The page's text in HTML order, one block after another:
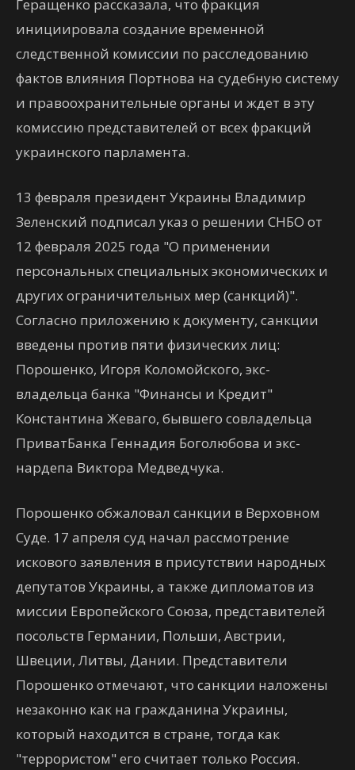
Геращенко рассказала, что фракция
инициировала создание временной
следственной комиссии по расследованию
фактов влияния Портнова на судебную систему
и правоохранительные органы и ждет в эту
комиссию представителей от всех фракций
украинского парламента.
13 февраля президент Украины Владимир
Зеленский подписал указ о решении СНБО от
12 февраля 2025 года "О применении
персональных специальных экономических и
других ограничительных мер (санкций)".
Согласно приложению к документу, санкции
введены против пяти физических лиц:
Порошенко, Игоря Коломойского, экс-
владельца банка "Финансы и Кредит"
Константина Жеваго, бывшего совладельца
ПриватБанка Геннадия Боголюбова и экс-
нардепа Виктора Медведчука.
Порошенко обжаловал санкции в Верховном
Суде. 17 апреля суд начал рассмотрение
искового заявления в присутствии народных
депутатов Украины, а также дипломатов из
миссии Европейского Союза, представителей
посольств Германии, Польши, Австрии,
Швеции, Литвы, Дании. Представители
Порошенко отмечают, что санкции наложены
незаконно как на гражданина Украины,
который находится в стране, тогда как
"террористом" его считает только Россия.